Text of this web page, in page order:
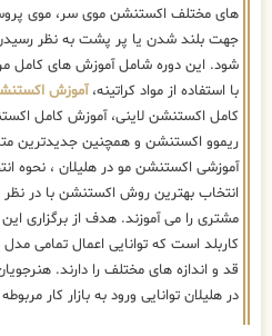
های مختلف اکستنشن موی سر، موی
جهت بلند شدن یا پر پشت به نظر
شود. این دوره شامل آموزش های کامل
با استفاده از مواد کراتینه،آموزش
کامل اکستنشن لاینی، آموزش کامل
ریموو اکستنشن و همچنین جدیدترین
آموزشی اکستنشن مو در هلیلان ، نحوه
انتخاب بهترین روش اکستنشن با در
مشتری را می آموزند. هدف از برگزاری
کاربلد است که توانایی اعمال تمامی
قد و اندازه های مختلف را دارند.
در هلیلان توانایی ورود به بازار کار مربوطه